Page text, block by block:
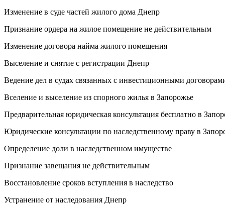
Изменение в суде частей жилого дома Днепр
Признание ордера на жилое помещение не действительным
Изменение договора найма жилого помещения
Выселение и снятие с регистрации Днепр
Ведение дел в судах связанных с инвестиционными
Вселение и выселение из спорного жилья в Запорожье
Предварительная юридическая консультация бесплатно в
Юридические консультации по наследственному праву в
Определение доли в наследственном имуществе
Признание завещания не действительным
Восстановление сроков вступления в наследство
Устранение от наследования Днепр